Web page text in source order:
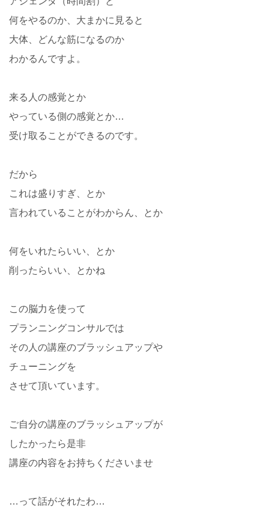
何をやるのか、大まかに見ると
大体、どんな筋になるのか
わかるんですよ。
来る人の感覚とか
やっている側の感覚とか…
受け取ることができるのです。
だから
これは盛りすぎ、とか
言われていることがわからん、とか
何をいれたらいい、とか
削ったらいい、とかね
この脳力を使って
プランニングコンサルでは
その人の講座のブラッシュアップや
チューニングを
させて頂いています。
ご自分の講座のブラッシュアップが
したかったら是非
講座の内容をお持ちくださいませ
…って話がそれたわ…